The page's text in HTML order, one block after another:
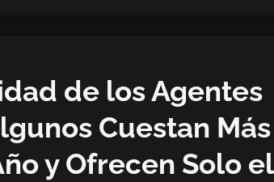
de los Agentes
Cuestan Más
y Ofrecen Solo el